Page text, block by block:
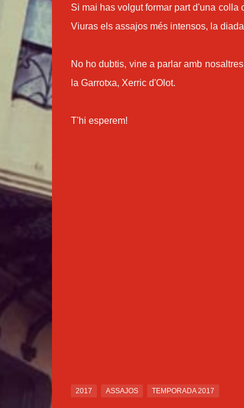
Si mai has volgut formar part d'una colla
Viuras els assajos més intensos, la
No ho dubtis, vine a parlar amb
la Garrotxa, Xerric d'Olot.
T'hi esperem!
2017 ASSAJOS TEMPORADA 2017